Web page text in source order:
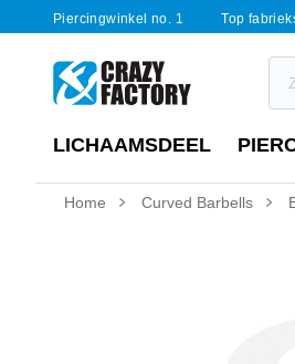
Piercingwinkel no. 1 Top
LICHAAMSDEEL
Home Curved Barbells